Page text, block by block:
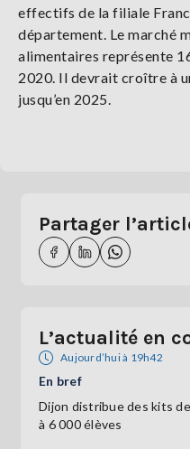
effectifs de la filiale
département. Le marché
alimentaires représente
2020. Il devrait croître à
jusqu’en 2025.
Partager
L’actualité en
Aujourd’hui à 19h42
En bref
Dijon distribue des kits
à 6 000 élèves